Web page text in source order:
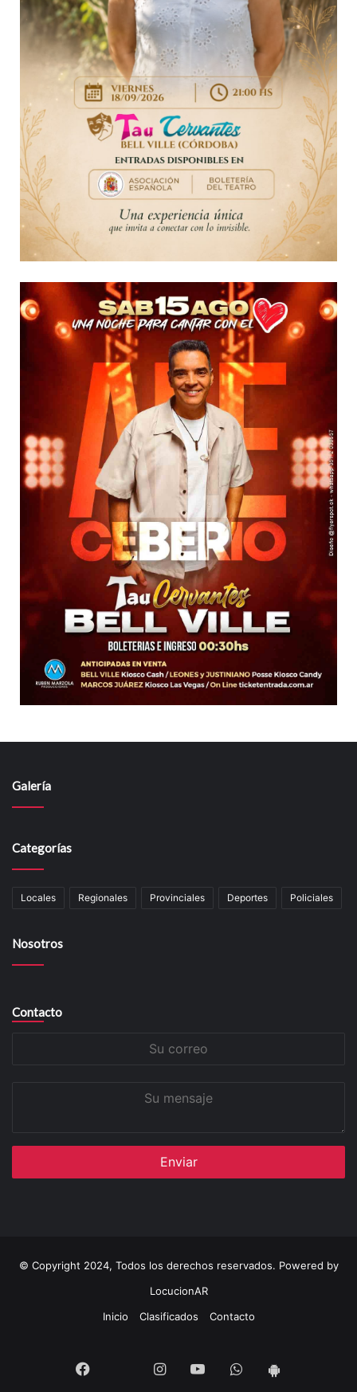
Galería
Categorías
Locales Regionales Provinciales Deportes Policiales
Nosotros
Contacto
© Copyright 2024, Todos los derechos reservados. Powered by
LocucionAR
Inicio
Clasificados Contacto
Facebook InstagramYoutubeWhatsapp